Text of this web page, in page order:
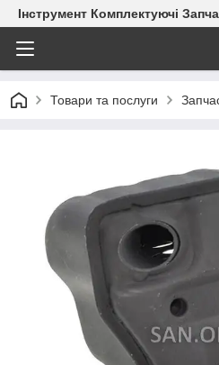
Інструмент Комплектуючі
Товари та послуги